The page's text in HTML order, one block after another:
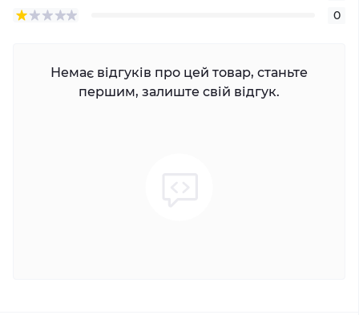
0
Немає відгуків про цей товар, станьте
першим, залиште свій відгук.